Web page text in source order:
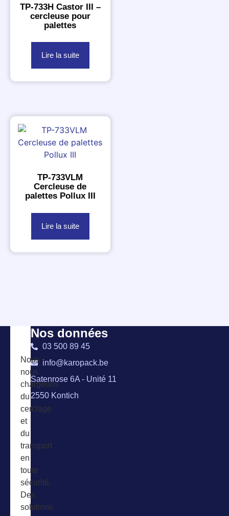
TP-733H Castor III –
cercleuse pour
palettes
Lire la suite
TP-733VLM
Cercleuse de
palettes Pollux III
Lire la suite
Nos données
03 500 89 45
info@karopack.be
Satenrose 6A - Unité 11
2550 Kontich
Nous
nous
chargeons
du
cerclage
et
du
transport
en
toute
sécurité.
Des
solutions